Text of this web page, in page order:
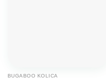
BUGABOO KOLICA